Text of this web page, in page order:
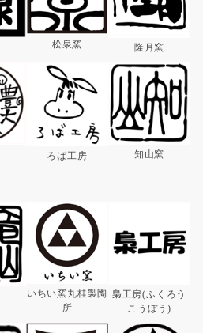
​松泉窯 隆月窯
ろば工房 知山窯
いちい窯丸桂製陶
所
梟工房(ふくろう
こうぼう)